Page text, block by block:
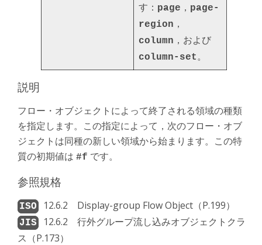
す： page ， page-
region ，
column ，および
column-set。
説明
フロー・オブジェクトによって終了される領域の種類
を指定します。この指定によって，次のフロー・オブ
ジェクトは同種の新しい領域から始まります。この特
質の初期値は #f です。
参照規格
12.6.2 Display-group Flow Object（P.199）
12.6.2 行外グループ流し込みオブジェクトクラ
ス（P.173）